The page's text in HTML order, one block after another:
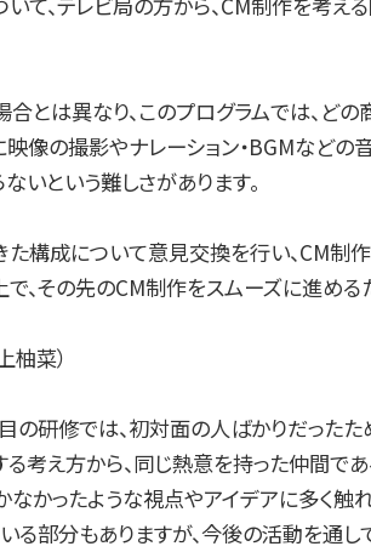
とは異なり、このプログラムでは、ど
映像の撮影やナレーション・BGMなど
いという難しさがあります。
た構成について意見交換を行い、CM制
で、その先のCM制作をスムーズに進める
菜）
の研修では、初対面の人ばかりだった
考え方から、同じ熱意を持った仲間であ
なかったような視点やアイデアに多く触
る部分もありますが、今後の活動を通